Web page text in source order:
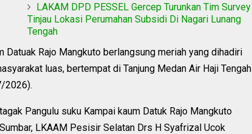
LAKAM DPD PESSEL Gercep Turunkan Tim Survey
Tinjau Lokasi Perumahan Subsidi Di Nagari Lunang
Tengah
Datuak Rajo Mangkuto berlangsung meriah yang dihadiri
luas, bertempat di Tanjung Medan Air Haji Tengah
2026).
Pangulu suku Kampai kaum Datuk Rajo Mangkuto
LKAAM Pesisir Selatan Drs H Syafrizal Ucok